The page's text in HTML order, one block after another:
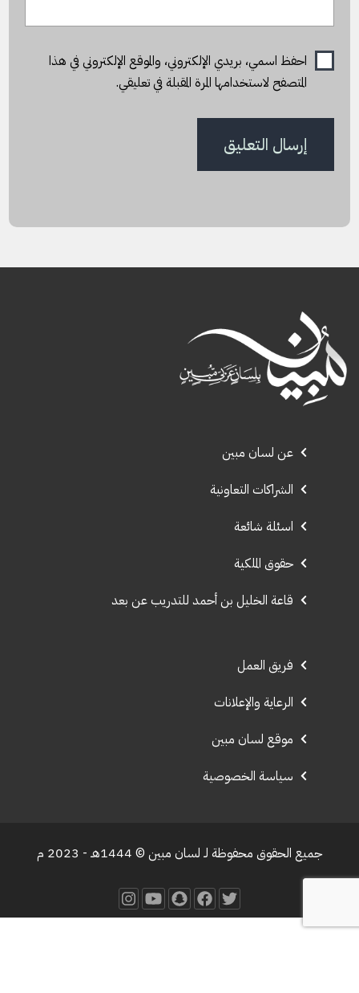
احفظ اسمي، بريدي الإلكتروني، والموقع الإلكتروني في هذا
المتصفح لاستخدامها المرة المقبلة في تعليقي.
عن لسان مبين
الشراكات التعاونية
اسئلة شائعة
حقوق الملكية
قاعة الخليل بن أحمد للتدريب عن بعد
فريق العمل
الرعاية والإعلانات
موقع لسان مبين
سياسة الخصوصية
جميع الحقوق محفوظة لـ لسان مبين © 1444هـ - 2023 م